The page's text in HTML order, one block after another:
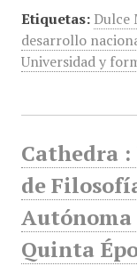
Etiquetas: Dulce
desarrollo
Universidad y
Cathedra
de
Autónoma
Quinta